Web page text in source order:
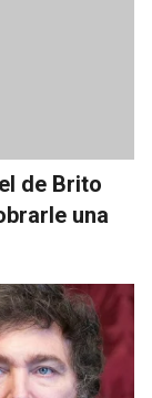
de Brito
una